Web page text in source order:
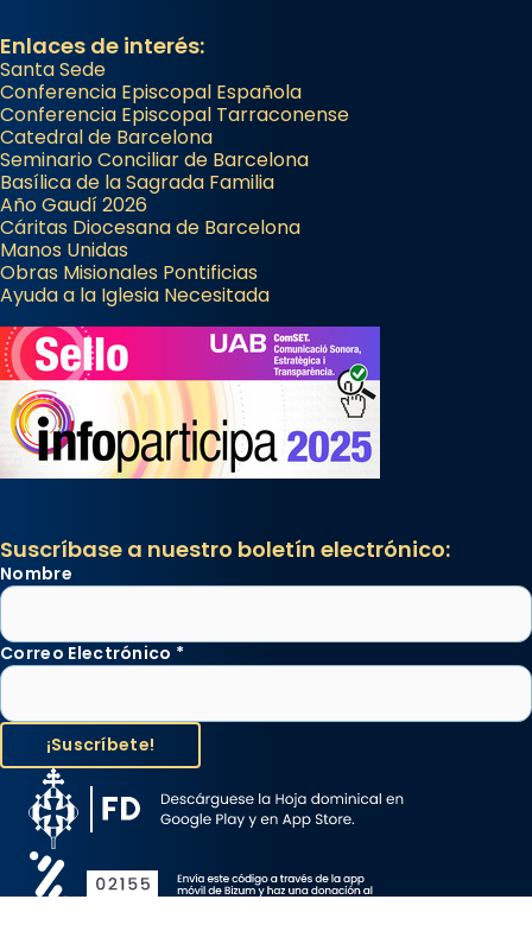
Enlaces de interés:
Santa Sede
Conferencia Episcopal Española
Conferencia Episcopal Tarraconense
Catedral de Barcelona
Seminario Conciliar de Barcelona
Basílica de la Sagrada Familia
Año Gaudí 2026
Cáritas Diocesana de Barcelona
Manos Unidas
Obras Misionales Pontificias
Ayuda a la Iglesia Necesitada
Suscríbase a nuestro boletín electrónico:
Nombre
Correo Electrónico *